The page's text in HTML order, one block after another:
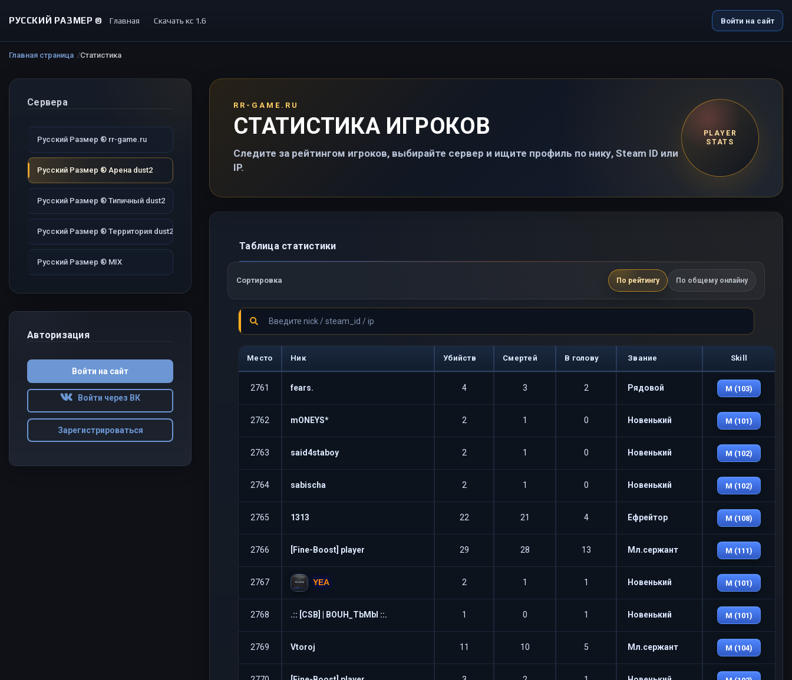
РУССКИЙ РАЗМЕР © Главная Скачать кс 1.6 Войти на сайт
Главная страница Статистика
Сервера
Русский Размер ® rr-game.ru
Русский Размер ® Арена dust2
Русский Размер ® Типичный dust2
Русский Размер ® Территория dust2
Русский Размер ® MIX
Авторизация
Войти на сайт
Войти через ВК
Зарегистрироваться
RR-GAME.RU
СТАТИСТИКА ИГРОКОВ
Следите за рейтингом игроков, выбирайте сервер и ищите профиль по нику, Steam ID или
IP.
PLAYER
STATS
Таблица статистики
Сортировка По рейтингу По общему онлайну
Место Ник Убийств Смертей В голову Звание Skill
2761 fears. 4 3 2 Рядовой M (103)
2762 mONEYS* 2 1 0 Новенький M (101)
2763 said4staboy 2 1 0 Новенький M (102)
2764 sabischa 2 1 0 Новенький M (102)
2765 1313 22 21 4 Ефрейтор M (108)
2766 [Fine-Boost] player 29 28 13 Мл.сержант M (111)
2767 YEA 2 1 1 Новенький M (101)
2768 .:: [CSB] | BOUH_TbMbI ::. 1 0 1 Новенький M (101)
2769 Vtoroj 11 10 5 Мл.сержант M (104)